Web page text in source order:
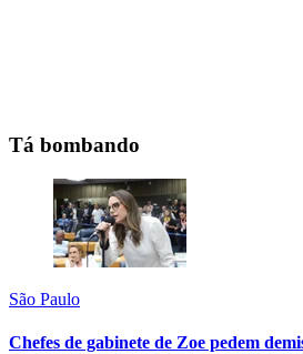
Tá bombando
São Paulo
Chefes de gabinete de Zoe pedem